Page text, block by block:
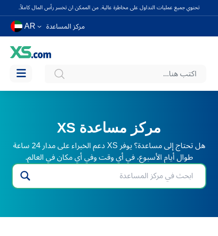
تحتوي جميع عمليات التداول على مخاطرة عالية. من الممكن ان تخسر رأس المال كاملاً.
مركز المساعدة AR
مركز مساعدة XS
هل تحتاج إلى مساعدة؟ يوفر XS دعم الخبراء على مدار 24 ساعة
طوال أيام الأسبوع، في أي وقت وفي أي مكان في العالم.